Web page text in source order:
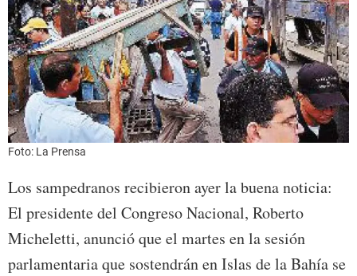
Foto: La Prensa
Los sampedranos recibieron ayer la buena noticia:
El presidente del Congreso Nacional, Roberto
Micheletti, anunció que el martes en la sesión
parlamentaria que sostendrán en Islas de la Bahía se